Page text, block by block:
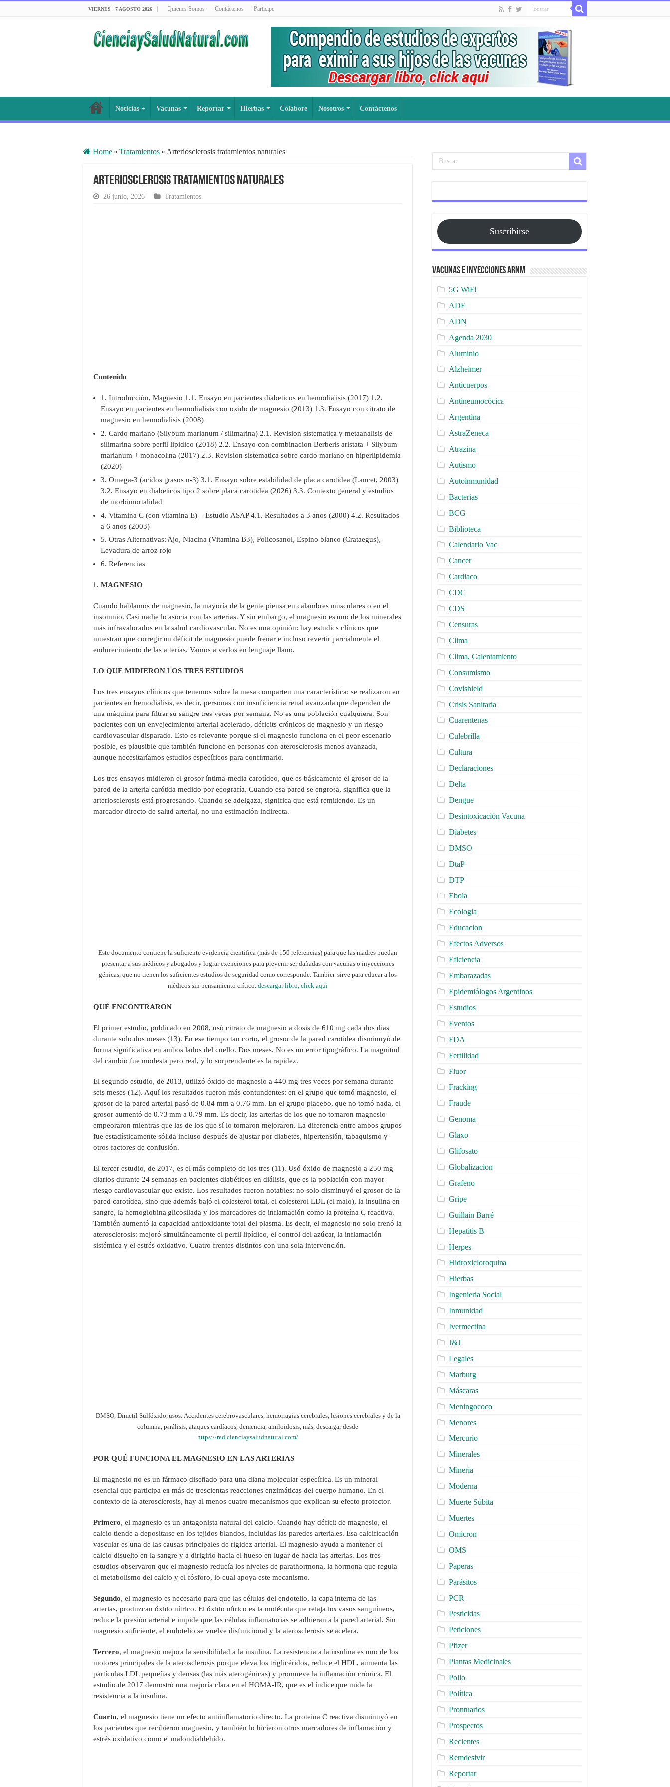
VIERNES , 7 AGOSTO 2026 Quienes Somos Contáctenos Participe
Noticias + Vacunas Reportar Hierbas Colabore Nosotros Contáctenos
Home » Tratamientos » Arteriosclerosis tratamientos naturales
Arteriosclerosis tratamientos naturales
26 junio, 2026 Tratamientos
Contenido
1. Introducción, Magnesio 1.1. Ensayo en pacientes diabeticos en hemodialisis (2017) 1.2.
Ensayo en pacientes en hemodialisis con oxido de magnesio (2013) 1.3. Ensayo con citrato de
magnesio en hemodialisis (2008)
2. Cardo mariano (Silybum marianum / silimarina) 2.1. Revision sistematica y metaanalisis de
silimarina sobre perfil lipidico (2018) 2.2. Ensayo con combinacion Berberis aristata + Silybum
marianum + monacolina (2017) 2.3. Revision sistematica sobre cardo mariano en hiperlipidemia
(2020)
3. Omega-3 (acidos grasos n-3) 3.1. Ensayo sobre estabilidad de placa carotidea (Lancet, 2003)
3.2. Ensayo en diabeticos tipo 2 sobre placa carotidea (2026) 3.3. Contexto general y estudios
de morbimortalidad
4. Vitamina C (con vitamina E) – Estudio ASAP 4.1. Resultados a 3 anos (2000) 4.2. Resultados
a 6 anos (2003)
5. Otras Alternativas: Ajo, Niacina (Vitamina B3), Policosanol, Espino blanco (Crataegus),
Levadura de arroz rojo
6. Referencias
MAGNESIO
Cuando hablamos de magnesio, la mayoría de la gente piensa en calambres musculares o en el
insomnio. Casi nadie lo asocia con las arterias. Y sin embargo, el magnesio es uno de los minerales
más infravalorados en la salud cardiovascular. No es una opinión: hay estudios clínicos que
muestran que corregir un déficit de magnesio puede frenar e incluso revertir parcialmente el
endurecimiento de las arterias. Vamos a verlos en lenguaje llano.
LO QUE MIDIERON LOS TRES ESTUDIOS
Los tres ensayos clínicos que tenemos sobre la mesa comparten una característica: se realizaron en
pacientes en hemodiálisis, es decir, personas con insuficiencia renal avanzada que dependen de
una máquina para filtrar su sangre tres veces por semana. No es una población cualquiera. Son
pacientes con un envejecimiento arterial acelerado, déficits crónicos de magnesio y un riesgo
cardiovascular disparado. Esto es relevante porque si el magnesio funciona en el peor escenario
posible, es plausible que también funcione en personas con aterosclerosis menos avanzada,
aunque necesitaríamos estudios específicos para confirmarlo.
Los tres ensayos midieron el grosor íntima-media carotídeo, que es básicamente el grosor de la
pared de la arteria carótida medido por ecografía. Cuando esa pared se engrosa, significa que la
arteriosclerosis está progresando. Cuando se adelgaza, significa que está remitiendo. Es un
marcador directo de salud arterial, no una estimación indirecta.
Este documento contiene la suficiente evidencia cientifica (más de 150 referencias) para que las madres puedan
presentar a sus médicos y abogados y lograr exenciones para prevenir ser dañadas con vacunas o inyecciones
génicas, que no tienen los suficientes estudios de seguridad como corresponde. Tambien sirve para educar a los
médicos sin pensamiento crítico. descargar libro, click aqui
QUÉ ENCONTRARON
El primer estudio, publicado en 2008, usó citrato de magnesio a dosis de 610 mg cada dos días
durante solo dos meses (13). En ese tiempo tan corto, el grosor de la pared carotídea disminuyó de
forma significativa en ambos lados del cuello. Dos meses. No es un error tipográfico. La magnitud
del cambio fue modesta pero real, y lo sorprendente es la rapidez.
El segundo estudio, de 2013, utilizó óxido de magnesio a 440 mg tres veces por semana durante
seis meses (12). Aquí los resultados fueron más contundentes: en el grupo que tomó magnesio, el
grosor de la pared arterial pasó de 0.84 mm a 0.76 mm. En el grupo placebo, que no tomó nada, el
grosor aumentó de 0.73 mm a 0.79 mm. Es decir, las arterias de los que no tomaron magnesio
empeoraron mientras que las de los que sí lo tomaron mejoraron. La diferencia entre ambos grupos
fue estadísticamente sólida incluso después de ajustar por diabetes, hipertensión, tabaquismo y
otros factores de confusión.
El tercer estudio, de 2017, es el más completo de los tres (11). Usó óxido de magnesio a 250 mg
diarios durante 24 semanas en pacientes diabéticos en diálisis, que es la población con mayor
riesgo cardiovascular que existe. Los resultados fueron notables: no solo disminuyó el grosor de la
pared carotídea, sino que además bajó el colesterol total, el colesterol LDL (el malo), la insulina en
sangre, la hemoglobina glicosilada y los marcadores de inflamación como la proteína C reactiva.
También aumentó la capacidad antioxidante total del plasma. Es decir, el magnesio no solo frenó la
aterosclerosis: mejoró simultáneamente el perfil lipídico, el control del azúcar, la inflamación
sistémica y el estrés oxidativo. Cuatro frentes distintos con una sola intervención.
DMSO, Dimetíl Sulfóxido, usos: Accidentes cerebrovasculares, hemorragias cerebrales, lesiones cerebrales y de la
columna, parálisis, ataques cardíacos, demencia, amiloidosis, más, descargar desde
https://red.cienciaysaludnatural.com/
POR QUÉ FUNCIONA EL MAGNESIO EN LAS ARTERIAS
El magnesio no es un fármaco diseñado para una diana molecular específica. Es un mineral
esencial que participa en más de trescientas reacciones enzimáticas del cuerpo humano. En el
contexto de la aterosclerosis, hay al menos cuatro mecanismos que explican su efecto protector.
Primero, el magnesio es un antagonista natural del calcio. Cuando hay déficit de magnesio, el
calcio tiende a depositarse en los tejidos blandos, incluidas las paredes arteriales. Esa calcificación
vascular es una de las causas principales de rigidez arterial. El magnesio ayuda a mantener el
calcio disuelto en la sangre y a dirigirlo hacia el hueso en lugar de hacia las arterias. Los tres
estudios observaron que el magnesio reducía los niveles de parathormona, la hormona que regula
el metabolismo del calcio y el fósforo, lo cual apoya este mecanismo.
Segundo, el magnesio es necesario para que las células del endotelio, la capa interna de las
arterias, produzcan óxido nítrico. El óxido nítrico es la molécula que relaja los vasos sanguíneos,
reduce la presión arterial e impide que las células inflamatorias se adhieran a la pared arterial. Sin
magnesio suficiente, el endotelio se vuelve disfuncional y la aterosclerosis se acelera.
Tercero, el magnesio mejora la sensibilidad a la insulina. La resistencia a la insulina es uno de los
motores principales de la aterosclerosis porque eleva los triglicéridos, reduce el HDL, aumenta las
partículas LDL pequeñas y densas (las más aterogénicas) y promueve la inflamación crónica. El
estudio de 2017 demostró una mejoría clara en el HOMA-IR, que es el índice que mide la
resistencia a la insulina.
Cuarto, el magnesio tiene un efecto antiinflamatorio directo. La proteína C reactiva disminuyó en
los pacientes que recibieron magnesio, y también lo hicieron otros marcadores de inflamación y
estrés oxidativo como el malondialdehído.
Suscribirse
Vacunas e Inyecciones ARNm
5G WiFi
ADE
ADN
Agenda 2030
Aluminio
Alzheimer
Anticuerpos
Antineumocócica
Argentina
AstraZeneca
Atrazina
Autismo
Autoinmunidad
Bacterias
BCG
Biblioteca
Calendario Vac
Cancer
Cardiaco
CDC
CDS
Censuras
Clima
Clima, Calentamiento
Consumismo
Covishield
Crisis Sanitaria
Cuarentenas
Culebrilla
Cultura
Declaraciones
Delta
Dengue
Desintoxicación Vacuna
Diabetes
DMSO
DtaP
DTP
Ebola
Ecologia
Educacion
Efectos Adversos
Eficiencia
Embarazadas
Epidemiólogos Argentinos
Estudios
Eventos
FDA
Fertilidad
Fluor
Fracking
Fraude
Genoma
Glaxo
Glifosato
Globalizacion
Grafeno
Gripe
Guillain Barré
Hepatitis B
Herpes
Hidroxicloroquina
Hierbas
Ingenieria Social
Inmunidad
Ivermectina
J&J
Legales
Marburg
Máscaras
Meningococo
Menores
Mercurio
Minerales
Minería
Moderna
Muerte Súbita
Muertes
Omicron
OMS
Paperas
Parásitos
PCR
Pesticidas
Peticiones
Pfizer
Plantas Medicinales
Polio
Política
Prontuarios
Prospectos
Recientes
Remdesivir
Reportar